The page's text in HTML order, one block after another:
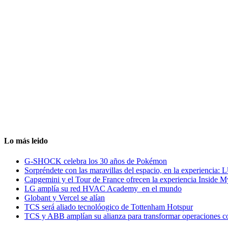
Lo más leido
G-SHOCK celebra los 30 años de Pokémon
Sorpréndete con las maravillas del espacio, en la experiencia:
Capgemini y el Tour de France ofrecen la experiencia Inside
LG amplía su red HVAC Academy en el mundo
Globant y Vercel se alían
TCS será aliado tecnolóogico de Tottenham Hotspur
TCS y ABB amplían su alianza para transformar operaciones